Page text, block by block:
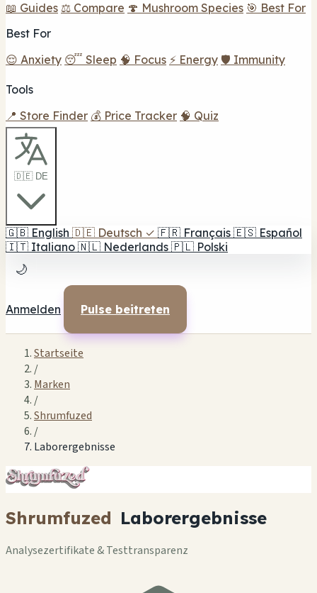
📖 Guides ⚖️ Compare 🍄 Mushroom Species 🎯 Best For
Best For
😌 Anxiety 😴 Sleep 🧠 Focus ⚡ Energy 🛡️ Immunity
Tools
📍 Store Finder 💰 Price Tracker 🧠 Quiz
🇩🇪 DE
🇬🇧 English 🇩🇪 Deutsch ✓ 🇫🇷 Français 🇪🇸 Español
🇮🇹 Italiano 🇳🇱 Nederlands 🇵🇱 Polski
🌙
Anmelden Pulse beitreten
Startseite
/
Marken
/
Shrumfuzed
/
Laborergebnisse
Shrumfuzed Laborergebnisse
Analysezertifikate & Testtransparenz